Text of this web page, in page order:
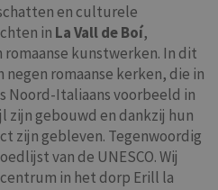
en culturele
in La Vall de Boí,
kunstwerken. In dit
romaanse kerken, die in
Noord-Italiaans voorbeeld in
zijn gebouwd en dankzij hun
zijn gebleven. Tegenwoordig
van de UNESCO. Wij
in het dorp Erill la